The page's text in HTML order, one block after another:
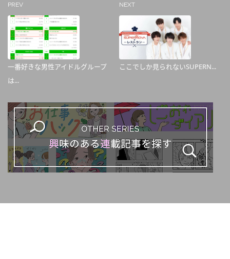
PREV
一番好きな男性アイドルグループ
は...
NEXT
ここでしか見られないSUPERN...